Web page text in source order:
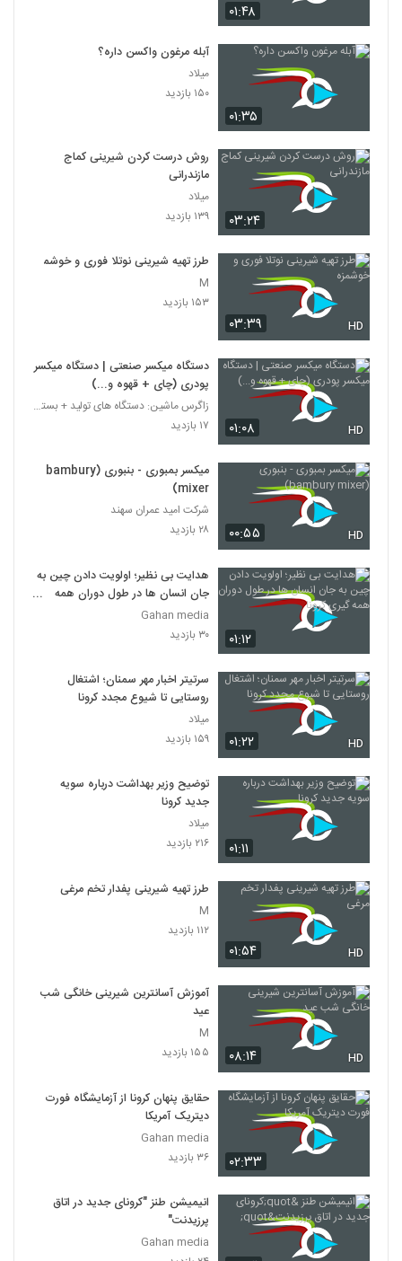
۰۱:۴۸
۰۱:۳۵
آبله مرغون واکسن داره؟
میلاد
۱۵۰ بازدید
۰۳:۲۴
روش درست کردن شیرینی کماج
مازندرانی
میلاد
۱۳۹ بازدید
۰۳:۳۹ HD
طرز تهیه شیرینی نوتلا فوری و خوشمزه
M
۱۵۳ بازدید
۰۱:۰۸ HD
دستگاه میکسر صنعتی | دستگاه میکسر
پودری (چای + قهوه و...)
زاگرس ماشین: دستگاه های تولید + بسته بندی
۱۷ بازدید
۰۰:۵۵ HD
میکسر بمبوری - بنبوری (bambury
mixer)
شرکت امید عمران سهند
۲۸ بازدید
۰۱:۱۲
هدایت بی نظیر؛ اولویت دادن چین به
جان انسان ها در طول دوران همه
گیری کرونا
Gahan media
۳۰ بازدید
۰۱:۲۲ HD
سرتیتر اخبار مهر سمنان؛ اشتغال
روستایی تا شیوع مجدد کرونا
میلاد
۱۵۹ بازدید
۰۱:۱۱
توضیح وزیر بهداشت درباره سویه
جدید کرونا
میلاد
۲۱۶ بازدید
۰۱:۵۴ HD
طرز تهیه شیرینی پفدار تخم مرغی
M
۱۱۲ بازدید
۰۸:۱۴ HD
آموزش آسانترین شیرینی خانگی شب
عید
M
۱۵۵ بازدید
۰۲:۳۳
حقایق پنهان کرونا از آزمایشگاه فورت
دیتریک آمریکا
Gahan media
۳۶ بازدید
انیمیشن طنز "کرونای جدید در اتاق
پرزیدنت"
Gahan media